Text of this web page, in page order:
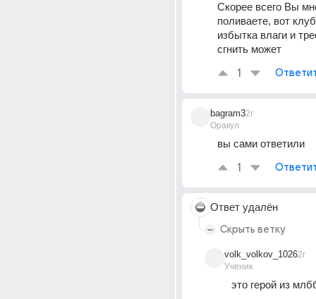
Скорее всего Вы
поливаете, вот
избытка влаги и
сгнить может
1
bagram3
Оракул
2г
вы сами ответили
1
Ответ удалён
Скрыть ветку
volk_volkov_1026
Ученик
2г
это герой из